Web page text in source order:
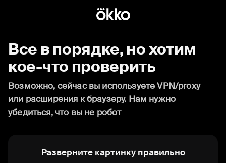
Все в порядке, но хотим
кое-что проверить
Возможно, сейчас вы используете VPN/proxy
или расширения к браузеру. Нам нужно
убедиться, что вы не робот
Разверните картинку правильно